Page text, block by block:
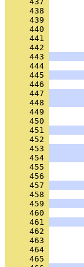
     438
     439
     440
     441
     442
     443
     444
     445
     446
     447
     448
     449
     450
     451
     452
     453
     454
     455
     456
     457
     458
     459
     460
     461
     462
     463
     464
     465